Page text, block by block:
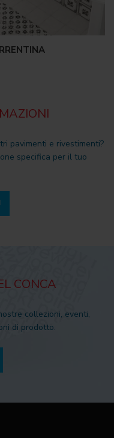
pavimenti e rivestimenti?
specifica per il tuo
CONCA
collezioni, eventi,
di prodotto.